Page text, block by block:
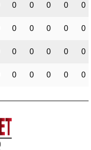
0 0 0 0 0
0 0 0 0 0
0 0 0 0 0
0 0 0 0 0